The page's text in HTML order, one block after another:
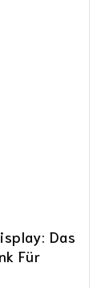
Das
Für